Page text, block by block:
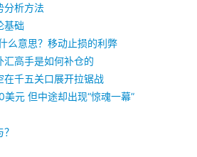
分析方法
基础
么意思？移动止损的利弊
高手是如何补仓的
在千五关口展开拉锯战
元 但中途却出现“惊魂一幕”